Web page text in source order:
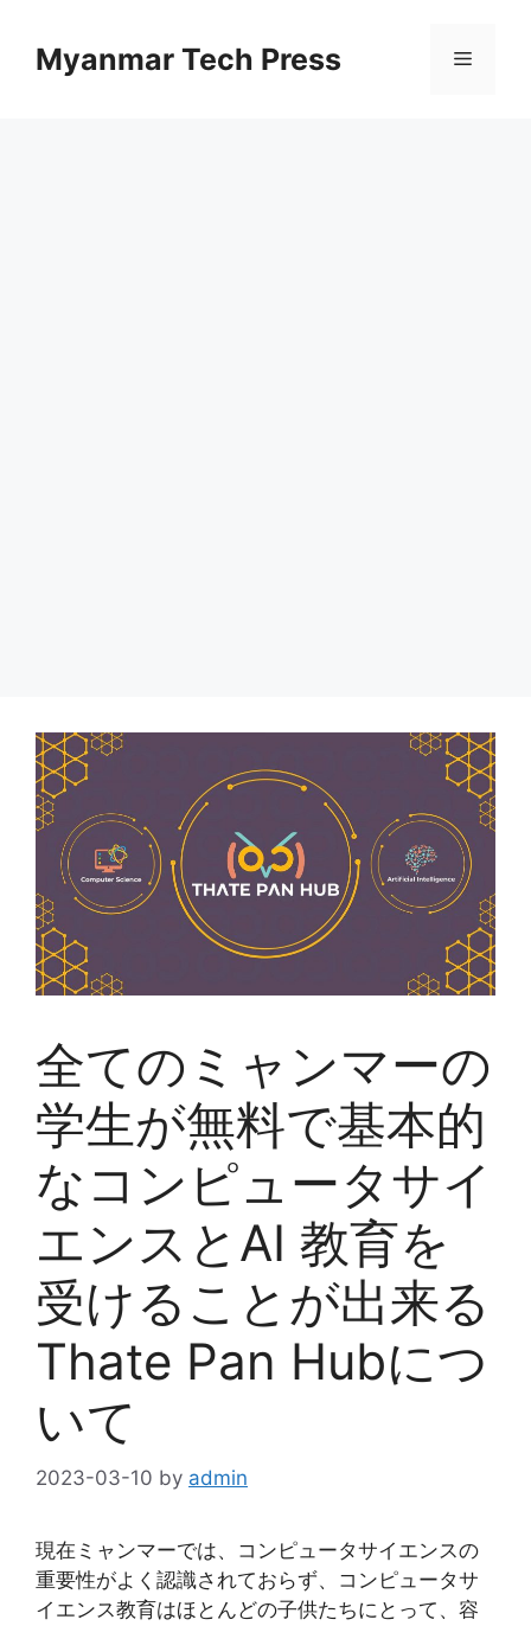
Myanmar Tech Press メ
全てのミャンマーの
学生が無料で基本的
なコンピュータサイ
エンスとAI 教育を
受けることが出来る
Thate Pan Hubにつ
いて
2023-03-10 by admin
現在ミャンマーでは、コンピュータサイエンスの
重要性がよく認識されておらず、コンピュータサ
イエンス教育はほとんどの子供たちにとって、容